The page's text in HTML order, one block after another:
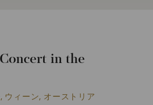
in the
ウィーン, オーストリア